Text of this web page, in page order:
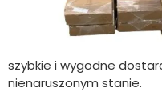
szybkie i wygodne
nienaruszonym stanie.